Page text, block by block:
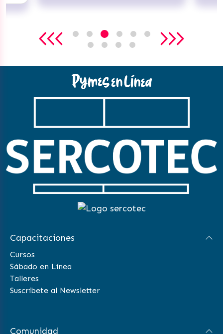
Capacitaciones
Cursos
Sábado en Línea
Talleres
Suscríbete al Newsletter
Comunidad